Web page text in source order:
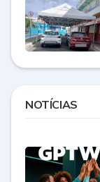
NOTÍCIAS